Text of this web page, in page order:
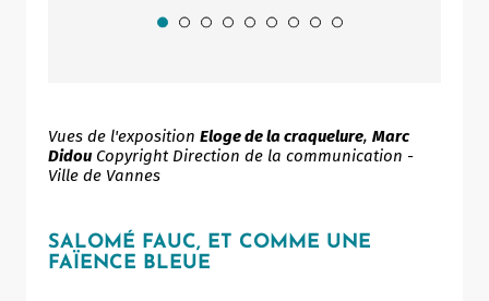
Vues de l'exposition Eloge de la craquelure, Marc
Didou Copyright Direction de la communication -
Ville de Vannes
SALOMÉ FAUC, ET COMME UNE
FAÏENCE BLEUE